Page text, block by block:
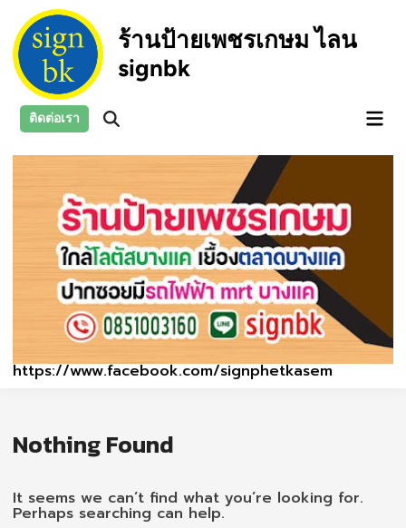
content
ร้านป้ายเพชรเกษม ไลน
signbk
ติดต่อเรา
Open
https://www.facebook.com/signphetkasem
Main
Nothing Found
It seems we can’t find what you’re looking for.
Perhaps searching can help.